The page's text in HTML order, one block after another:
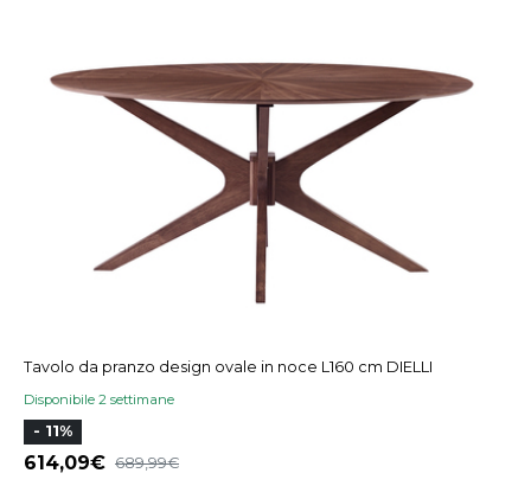
Tavolo da pranzo design ovale in noce L160 cm DIELLI
Disponibile 2 settimane
- 11%
614,09 689,99